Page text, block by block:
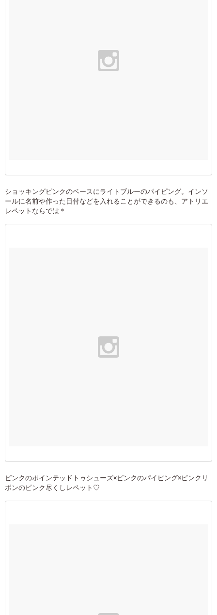
ショッキングピンクのベースにライトブルーのパイピング。インソ
ールに名前や作った日付などを入れることができるのも、アトリエ
レペットならでは＊
ピンクのポインテッドトゥシューズ×ピンクのパイピング×ピンクリ
ボンのピンク尽くしレペット♡